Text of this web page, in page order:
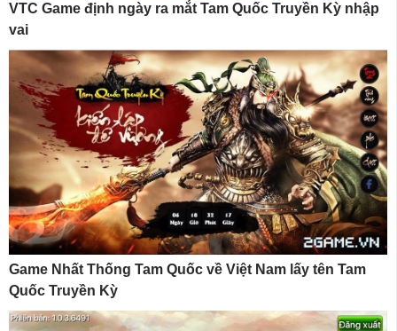
VTC Game định ngày ra mắt Tam Quốc Truyền Kỳ nhập
vai
Game Nhất Thống Tam Quốc về Việt Nam lấy tên Tam
Quốc Truyền Kỳ